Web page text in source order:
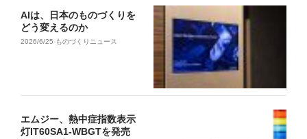
AIは、日本のものづくりを
どう変えるのか
2026/6/25 ものづくりニュース
エムジー、熱中症指数表示
灯IT60SA1-WBGTを発売